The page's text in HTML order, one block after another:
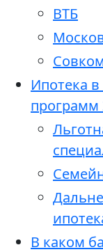
ВТБ
Ипотека
программ
В каком